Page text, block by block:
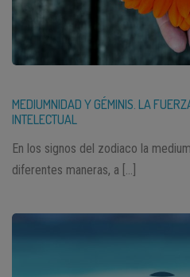
MEDIUMNIDAD Y GÉMINIS. LA
INTELECTUAL
En los signos del zodiaco la
diferentes maneras, a […]